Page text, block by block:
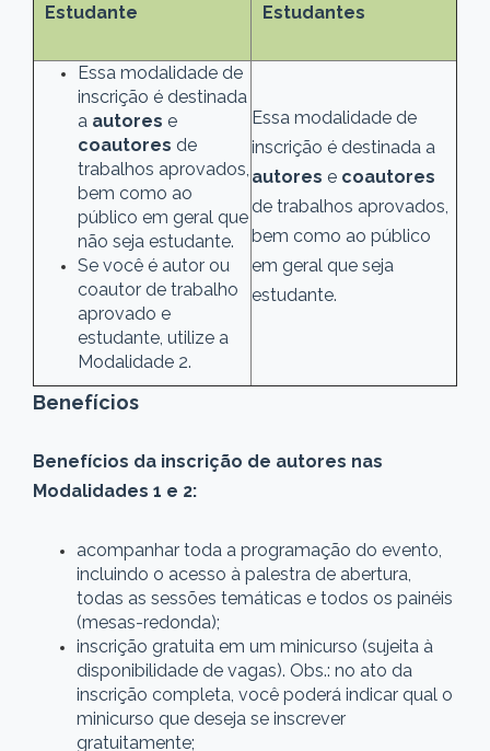
Estudante
Estudantes
Essa modalidade de
inscrição é destinada
a autores e
coautores de
trabalhos aprovados,
bem como ao
público em geral que
não seja estudante.
Se você é autor ou
coautor de trabalho
aprovado e
estudante, utilize a
Modalidade 2.
Essa modalidade de
inscrição é destinada a
autores e coautores
de trabalhos aprovados,
bem como ao público
em geral que seja
estudante.
Benefícios
Benefícios da inscrição de autores nas
Modalidades 1 e 2:
acompanhar toda a programação do evento,
incluindo o acesso à palestra de abertura,
todas as sessões temáticas e todos os painéis
(mesas-redonda);
inscrição gratuita em um minicurso (sujeita à
disponibilidade de vagas). Obs.: no ato da
inscrição completa, você poderá indicar qual o
minicurso que deseja se inscrever
gratuitamente;